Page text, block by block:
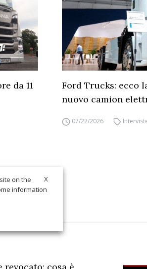
da 11
Ford Trucks: ecco
nuovo camion
07/22/2026
X
on the
information